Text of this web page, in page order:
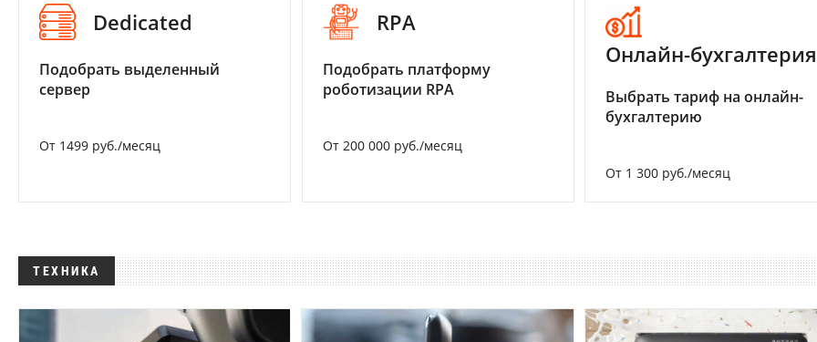
Dedicated
Подобрать выделенный
сервер
От 1499 руб./месяц
RPA
Подобрать платформу
роботизации RPA
От 200 000 руб./месяц
Онлайн-бухгалтерия
Выбрать тариф на онлайн-
бухгалтерию
От 1 300 руб./месяц
ТЕХНИКА